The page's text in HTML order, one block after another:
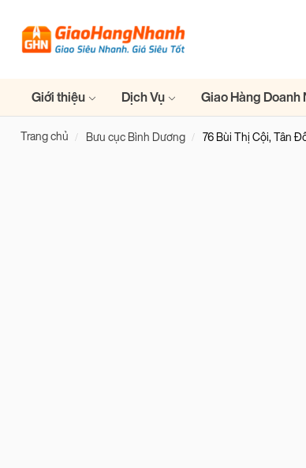
Giới thiệu Dịch Vụ Giao Hàng Doanh
Trang chủ Bưu cục Bình Dương 76 Bùi Thị Cội, Tân